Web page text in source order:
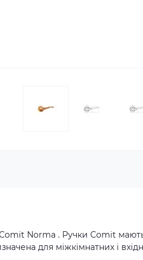
Norma . Ручки Comit
для міжкімнатних і